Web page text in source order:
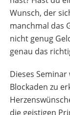
Wunsch, der
manchmal das
nicht genug
genau das
Dieses
Blockaden zu
die geistigen